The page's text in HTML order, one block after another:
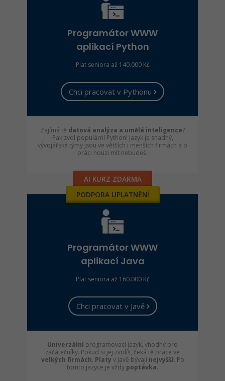
Programátor WWW
aplikací Python
Plat seniora až 140.000 Kč
Chci pracovat v Pythonu
Zajímá tě datová analýza a umělá inteligence?
Pak zvol populární Python! Jazyk je snadný,
vývojářské týmy jsou ve větších i menších firmách a o
práci nouzi mít nebudeš.
AI KURZ ZDARMA
PODPORA UPLATNĚNÍ
Programátor WWW
aplikací Java
Plat seniora až 160.000 Kč
Chci pracovat v Javě
Univerzální programovací jazyk, vhodný pro
začátečníky. Pokud si jej zvolíš, čeká tě práce ve
velkých firmách. Platy v Javě bývají nejvyšší. Po
tomto jazyce je vždy poptávka.